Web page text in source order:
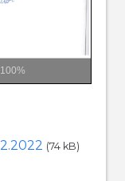
100%
(74 kB)